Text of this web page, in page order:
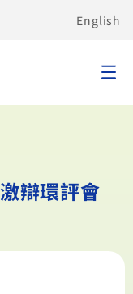
English
辯環評會